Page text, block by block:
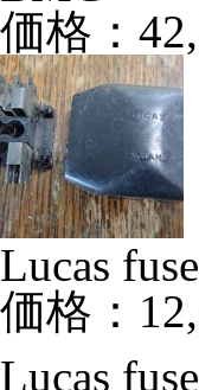
価格：
Lucas
価格：
Lucas